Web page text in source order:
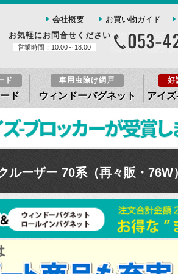
会社概要 お買い物ガイド
お気軽にお問合せください
営業時間：10:00～18:00
ド
ド
車用虫除け網戸
ウィンドーバグネット
好
アイ
ルーザー 70系（再々販・76W）